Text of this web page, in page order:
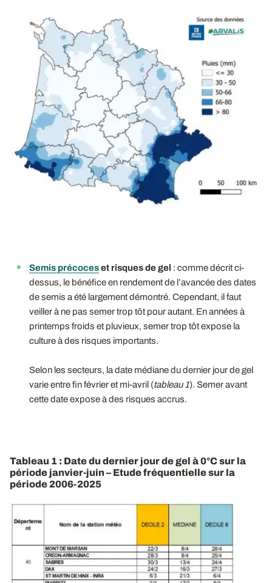
Semis précoceset risques de gel : comme décrit ci-
dessus, le bénéfice en rendement de l’avancée des dates
de semis a été largement démontré. Cependant, il faut
veiller à ne pas semer trop tôt pour autant. En années à
printemps froids et pluvieux, semer trop tôt expose la
culture à des risques importants.
Selon les secteurs, la date médiane du dernier jour de gel
varie entre fin février et mi-avril (tableau 1). Semer avant
cette date expose à des risques accrus.
Tableau 1 : Date du dernier jour de gel à 0°C sur la
période janvier-juin – Etude fréquentielle sur la
période 2006-2025